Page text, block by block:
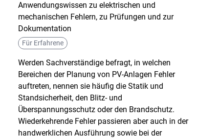
Anwendungswissen zu elektrischen und
mechanischen Fehlern, zu Prüfungen und zur
Dokumentation
Für Erfahrene
Werden Sachverständige befragt, in welchen
Bereichen der Planung von PV-Anlagen Fehler
auftreten, nennen sie häufig die Statik und
Standsicherheit, den Blitz- und
Überspannungsschutz oder den Brandschutz.
Wiederkehrende Fehler passieren aber auch in der
handwerklichen Ausführung sowie bei der